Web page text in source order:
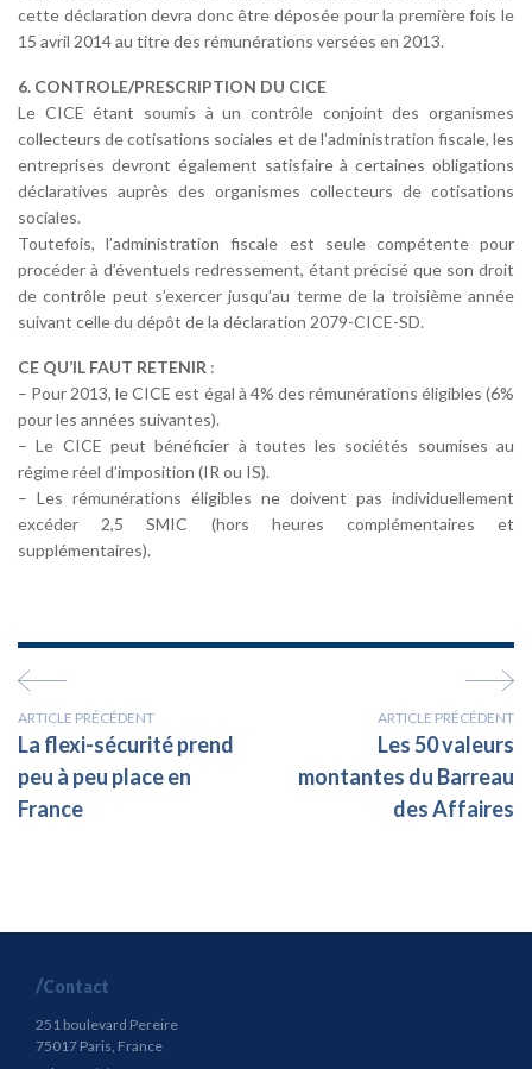
cette déclaration devra donc être déposée pour la première fois le
15 avril 2014 au titre des rémunérations versées en 2013.
6. CONTROLE/PRESCRIPTION DU CICE
Le CICE étant soumis à un contrôle conjoint des organismes
collecteurs de cotisations sociales et de l’administration fiscale, les
entreprises devront également satisfaire à certaines obligations
déclaratives auprès des organismes collecteurs de cotisations
sociales.
Toutefois, l’administration fiscale est seule compétente pour
procéder à d’éventuels redressement, étant précisé que son droit
de contrôle peut s’exercer jusqu’au terme de la troisième année
suivant celle du dépôt de la déclaration 2079-CICE-SD.
CE QU’IL FAUT RETENIR :
– Pour 2013, le CICE est égal à 4% des rémunérations éligibles (6%
pour les années suivantes).
– Le CICE peut bénéficier à toutes les sociétés soumises au
régime réel d’imposition (IR ou IS).
– Les rémunérations éligibles ne doivent pas individuellement
excéder 2,5 SMIC (hors heures complémentaires et
supplémentaires).
ARTICLE PRÉCÉDENT
La flexi-sécurité prend
peu à peu place en
France
ARTICLE PRÉCÉDENT
Les 50 valeurs
montantes du Barreau
des Affaires
Contact
251 boulevard Pereire
75017 Paris, France